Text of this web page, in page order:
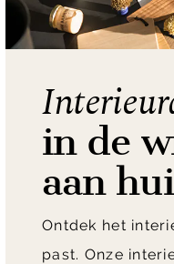
in de
aan
Ontdek het
past. Onze